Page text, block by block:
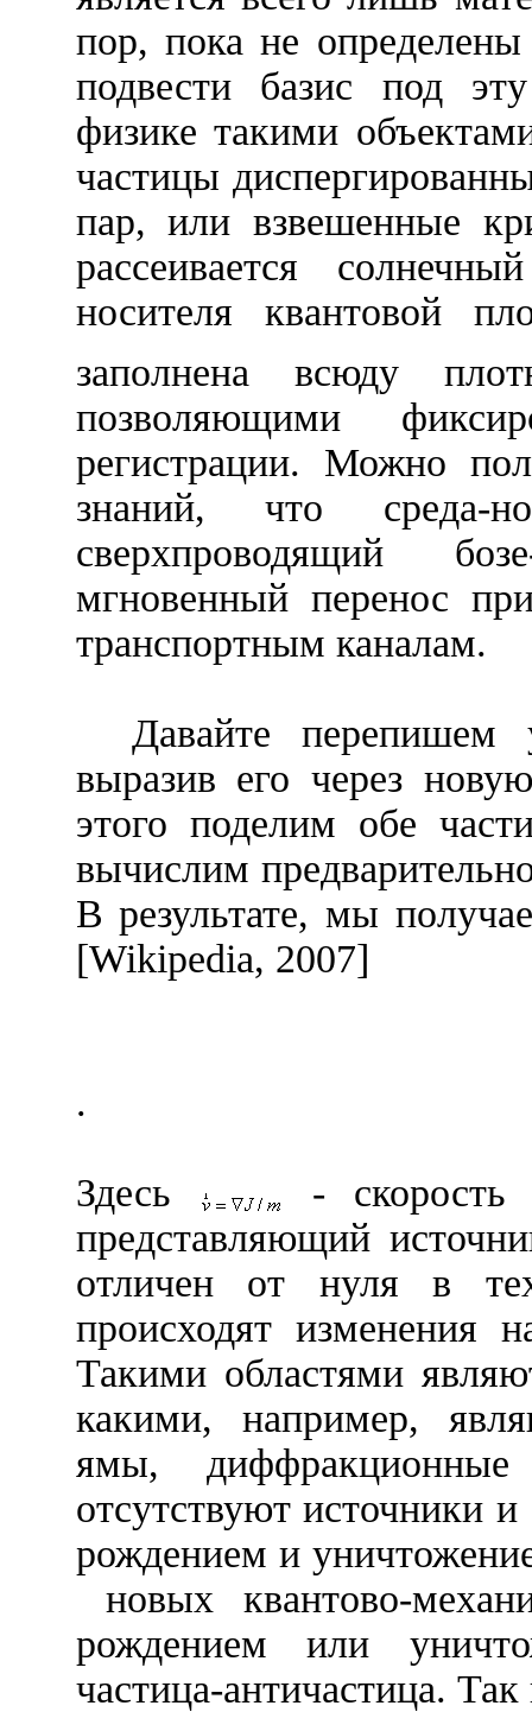
пор, пока не
подвести базис под
физике такими
частицы
пар, или взвешенные
рассеивается
носителя квантовой
заполнена всюду
позволяющими
регистрации. Можно
знаний, что среда-
сверхпроводящий
мгновенный перенос
транспортным каналам.
Давайте перепишем
выразив его через
этого поделим обе
вычислим
В результате, мы
[Wikipedia, 2007]
.
Здесь
- скорость
представляющий
отличен от нуля в
происходят изменения
Такими областями
какими, например,
ямы,
отсутствуют источники
рождением и
новых квантово-
рождением или
частица-античастица. Так